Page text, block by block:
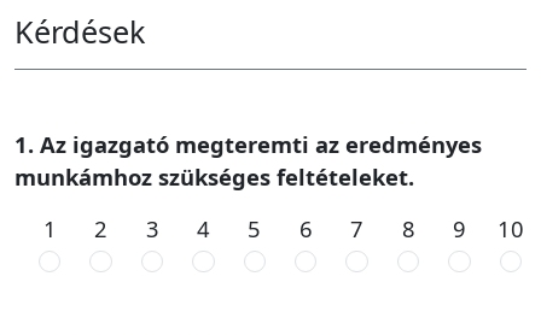
Kérdések
1. Az igazgató megteremti az eredményes
munkámhoz szükséges feltételeket.
1
2 3 4 5 6 7 8 9 10